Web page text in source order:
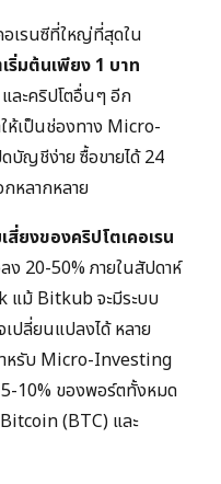
อเรนซีที่ใหญ่ที่สุดใน
ริ่มต้นเพียง 1 บาท
ละคริปโตอื่นๆ อีก
ห้เป็นช่องทาง Micro-
บัญชีง่าย ซื้อขายได้ 24
กหลากหลาย
สี่ยงของคริปโตเคอเรน
20-50% ภายในสัปดาห์
แม้ Bitkub จะมีระบบ
ปลี่ยนแปลงได้ หลาย
หรับ Micro-Investing
5-10% ของพอร์ตทั้งหมด
(BTC) และ